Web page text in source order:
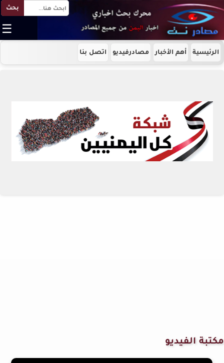
بحث
☰
الرئيسية أهم الأخبار مصادرفيديو اتصل بنا
مكتبة الفيديو